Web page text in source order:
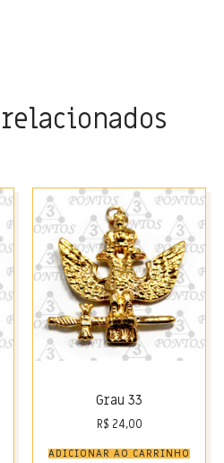
Grau 33
R$ 24,00
ADICIONAR AO CARRINHO